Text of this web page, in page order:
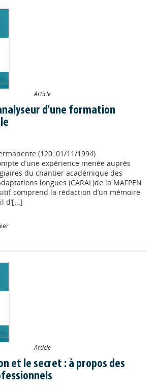
Article
d'une formation
(120, 01/11/1994)
d’une expérience menée auprès
du chantier académique des
longues (CARAL)de la MAFPEN
comprend la rédaction d’un mémoire
d’[...]
Article
et le secret : à propos des